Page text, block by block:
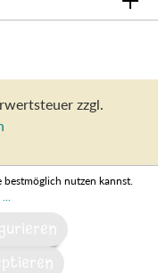
zzgl.
nutzen kannst.